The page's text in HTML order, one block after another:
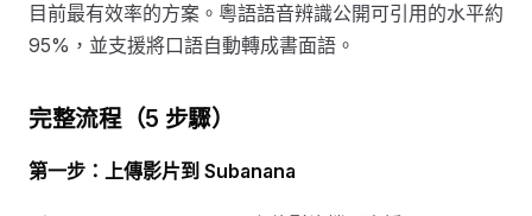
目前最有效率的方案。粵語語音辨識公開可引用的水平約
95%，並支援將口語自動轉成書面語。
完整流程（5 步驟）
第一步：上傳影片到 Subanana